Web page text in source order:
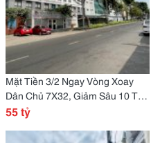
Mặt Tiền 3/2 Ngay Vòng Xoay
Dân Chủ 7X32, Giảm Sâu 10 Tỷ,
Hiếm -
55 tỷ